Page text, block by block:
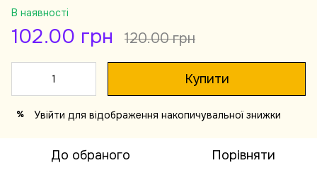
В наявності
102.00 грн 120.00 грн
Купити
% Увійти для відображення накопичувальної знижки
До обраного Порівняти